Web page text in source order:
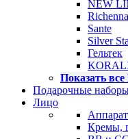
NEW
Richenna
Sante
Silver
Гельтек
Показать
Подарочные
Лицо
Кремы,